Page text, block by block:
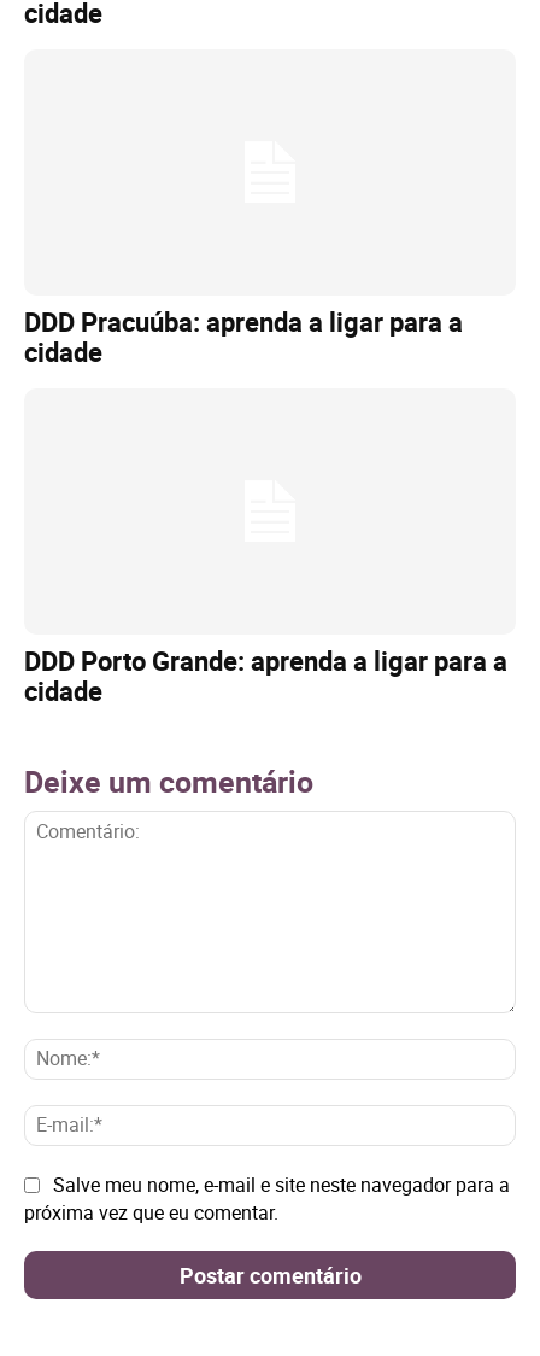
cidade
DDD Pracuúba: aprenda a ligar para a
cidade
DDD Porto Grande: aprenda a ligar para a
cidade
Deixe um comentário
E-
Site: Salve meu nome, e-mail e site neste navegador para a
próxima vez que eu comentar.